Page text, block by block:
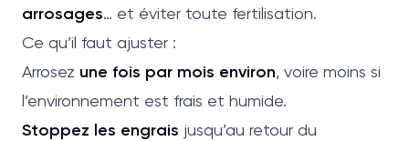
arrosages… et éviter toute fertilisation.
Ce qu’il faut ajuster :
Arrosez une fois par mois environ, voire moins si
l’environnement est frais et humide.
Stoppez les engrais jusqu’au retour du